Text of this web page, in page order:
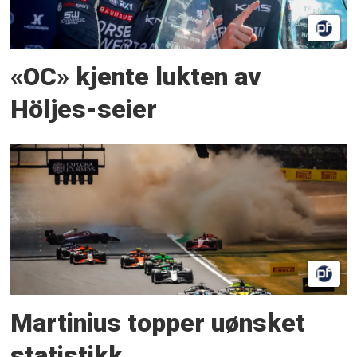
«OC» kjente lukten av
Höljes-seier
Martinius topper uønsket